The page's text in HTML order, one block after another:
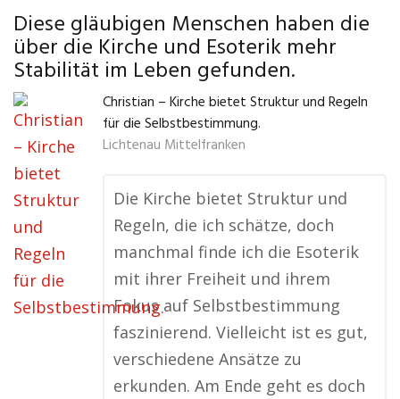
Diese gläubigen Menschen haben die
über die Kirche und Esoterik mehr
Stabilität im Leben gefunden.
Christian – Kirche bietet Struktur und Regeln
für die Selbstbestimmung.
Lichtenau Mittelfranken
Die Kirche bietet Struktur und
Regeln, die ich schätze, doch
manchmal finde ich die Esoterik
mit ihrer Freiheit und ihrem
Fokus auf Selbstbestimmung
faszinierend. Vielleicht ist es gut,
verschiedene Ansätze zu
erkunden. Am Ende geht es doch